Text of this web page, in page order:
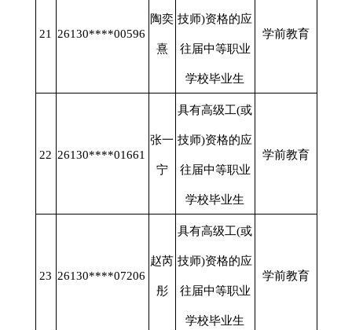
21 26130****00596
陶奕
熹
技师)资格的应
往届中等职业
学校毕业生
学前教育
22 26130****01661
张一
宁
具有高级工(或
技师)资格的应
往届中等职业
学校毕业生
学前教育
23 26130****07206
赵芮
彤
具有高级工(或
技师)资格的应
往届中等职业
学校毕业生
学前教育